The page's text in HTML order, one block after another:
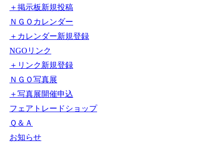
＋掲示板新規投稿
ＮＧＯカレンダー
＋カレンダー新規登録
NGOリンク
＋リンク新規登録
ＮＧＯ写真展
＋写真展開催申込
フェアトレードショップ
Ｑ＆Ａ
お知らせ